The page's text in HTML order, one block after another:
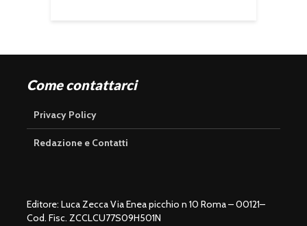
Come contattarci
Privacy Policy
Redazione e Contatti
Editore: Luca Zecca Via Enea picchio n 10 Roma – 00121–
Cod. Fisc. ZCCLCU77S09H501N